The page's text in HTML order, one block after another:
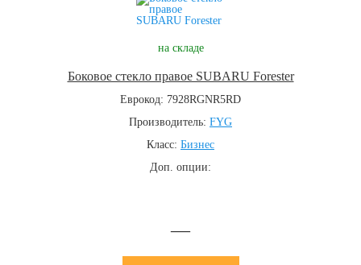
на складе
Боковое стекло правое SUBARU Forester
Еврокод: 7928RGNR5RD
Производитель: FYG
Класс: Бизнес
Доп. опции:
—